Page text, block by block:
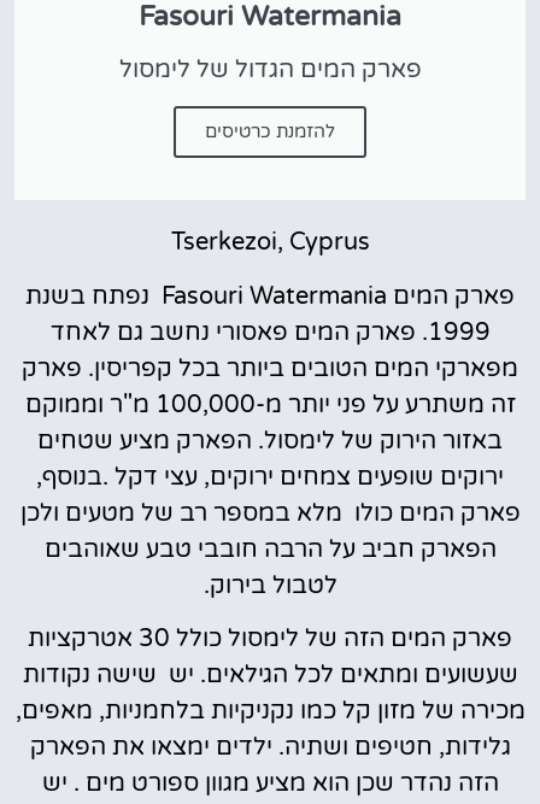
Fasouri Watermania
פארק המים הגדול של לימסול
להזמנת כרטיסים
Tserkezoi, Cyprus
פארק המים Fasouri Watermania נפתח בשנת
1999. פארק המים פאסורי נחשב גם לאחד
מפארקי המים הטובים ביותר בכל קפריסין. פארק
זה משתרע על פני יותר מ-100,000 מ"ר וממוקם
באזור הירוק של לימסול. הפארק מציע שטחים
ירוקים שופעים צמחים ירוקים, עצי דקל .בנוסף,
פארק המים כולו מלא במספר רב של מטעים ולכן
הפארק חביב על הרבה חובבי טבע שאוהבים
לטבול בירוק.
פארק המים הזה של לימסול כולל 30 אטרקציות
שעשועים ומתאים לכל הגילאים. יש שישה נקודות
מכירה של מזון קל כמו נקניקיות בלחמניות, מאפים,
גלידות, חטיפים ושתיה. ילדים ימצאו את הפארק
הזה נהדר שכן הוא מציע מגוון ספורט מים . יש